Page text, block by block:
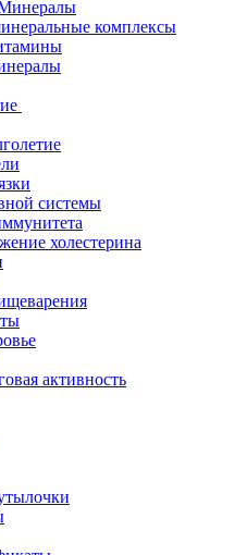
комплексы
системы
холестерина
активность